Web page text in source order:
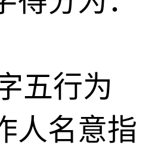
五行为
人名意指